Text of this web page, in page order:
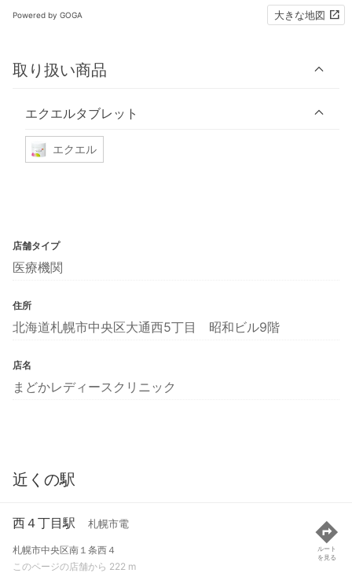
Powered by GOGA 大きな地図
取り扱い商品
エクエルタブレット
エクエル
店舗タイプ
医療機関
住所
北海道札幌市中央区大通西5丁目 昭和ビル9階
店名
まどかレディースクリニック
近くの駅
西４丁目駅 札幌市電
札幌市中央区南１条西４
このページの店舗から 222 m
ルート
を見る